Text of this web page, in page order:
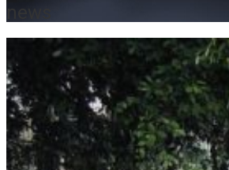
news